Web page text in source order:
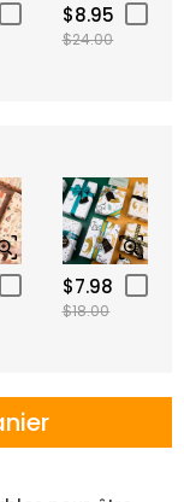
$8.95
$24.00
$7.98
$18.00